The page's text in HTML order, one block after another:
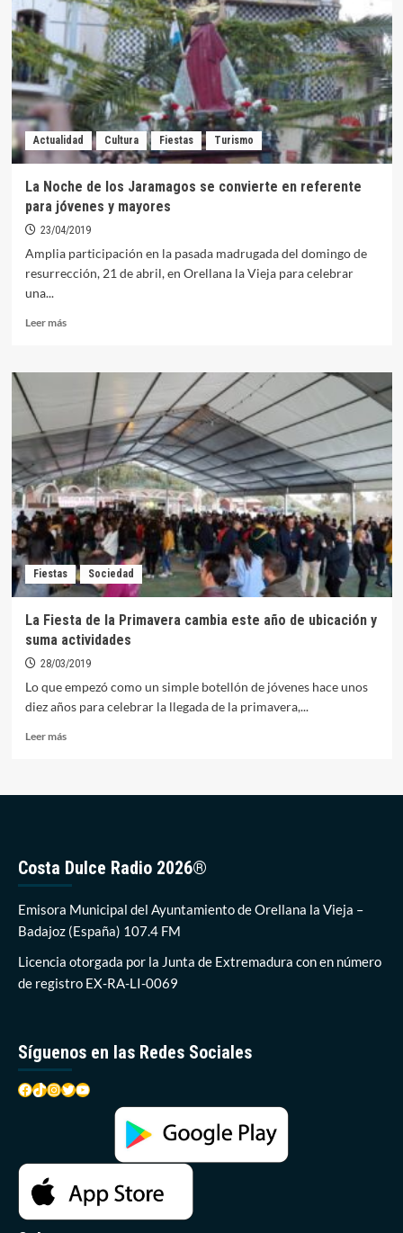
Juventud
de
Extremadura
recuperará
las
olimpiadas
extremeñas
en
Orellana
Actualidad Cultura Fiestas Turismo
La Noche de los Jaramagos se convierte en referente
para jóvenes y mayores
23/04/2019
Amplia participación en la pasada madrugada del domingo de
resurrección, 21 de abril, en Orellana la Vieja para celebrar
una...
Leer másLeer
La
Noche
los
Jaramagos
se
convierte
en
referente
para
jóvenes
y
mayores
Fiestas Sociedad
La Fiesta de la Primavera cambia este año de ubicación y
suma actividades
28/03/2019
Lo que empezó como un simple botellón de jóvenes hace unos
diez años para celebrar la llegada de la primavera,...
Leer másLeer
cambia
este
año
ubicación
actividades
Costa Dulce Radio 2026®
Emisora Municipal del Ayuntamiento de Orellana la Vieja –
Badajoz (España) 107.4 FM
Licencia otorgada por la Junta de Extremadura con en número
de registro EX-RA-LI-0069
Síguenos en las Redes Sociales
Facebook
TikTok
Instagram
Twitter
YouTube